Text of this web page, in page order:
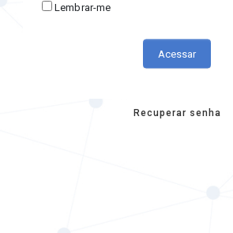
Lembrar-me
Acessar
Recuperar senha